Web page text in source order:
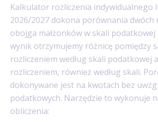
Kalkulator rozliczenia indywidualnego
2026/2027 dokona porównania dwóch
obojga małżonków w skali podatkowej
wynik otrzymujemy różnicę pomiędzy
rozliczeniem według skali podatkowej
rozliczeniem, również według skali.
dokonywane jest na kwotach bez
podatkowych. Narzędzie to wykonuje
obliczenia: